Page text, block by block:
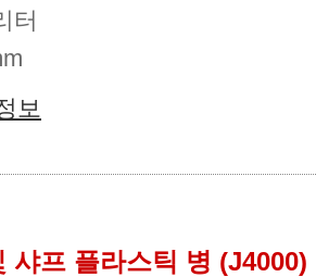
터
보
샤프 플라스틱 병 (J4000)